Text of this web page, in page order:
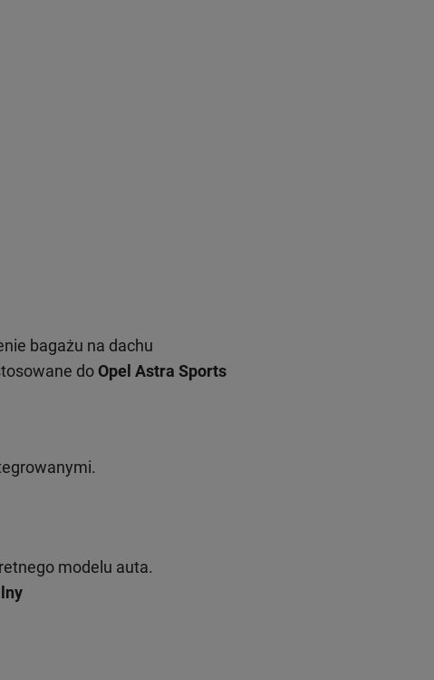
bagażu na dachu
doOpel Astra Sports
modelu auta.